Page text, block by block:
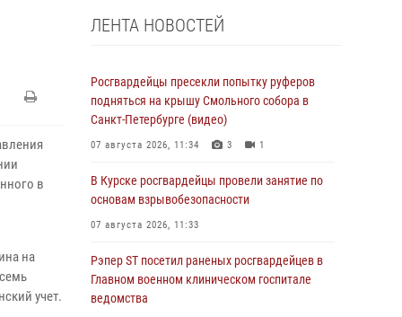
в
на
учет.
ЛЕНТА НОВОСТЕЙ
Росгвардейцы пресекли попытку руферов
подняться на крышу Смольного собора в
Санкт-Петербурге (видео)
07 августа 2026, 11:34 3 1
В Курске росгвардейцы провели занятие по
основам взрывобезопасности
07 августа 2026, 11:33
Рэпер ST посетил раненых росгвардейцев в
Главном военном клиническом госпитале
ведомства